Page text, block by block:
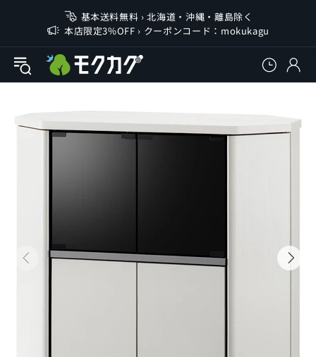
基本送料無料 › 北海道・沖縄・離島除く
本店限定3%OFF › クーポンコード：mokukagu